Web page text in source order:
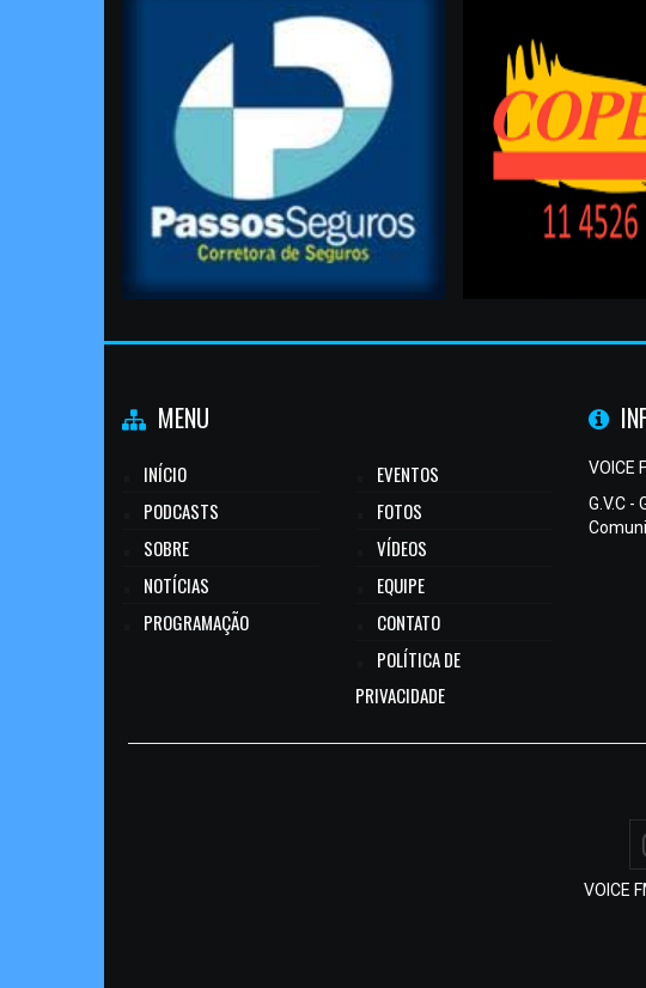
MENU
INÍCIO
PODCASTS
SOBRE
NOTÍCIAS
PROGRAMAÇÃO
EVENTOS
FOTOS
VÍDEOS
EQUIPE
CONTATO
POLÍTICA DE
PRIVACIDADE
VOICE
G.V.C -
VOICE